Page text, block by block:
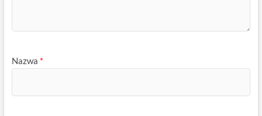
Nazwa *